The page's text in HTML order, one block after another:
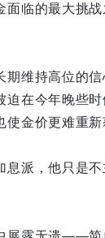
面临的最大挑
维持高位的
在今年晚些
金价更难重新
派，他只是